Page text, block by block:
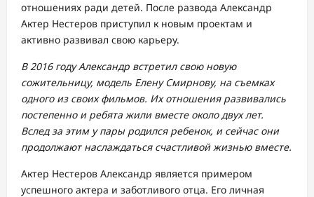
отношениях ради детей. После развода Александр
Актер Нестеров приступил к новым проектам и
активно развивал свою карьеру.
В 2016 году Александр встретил свою новую
сожительницу, модель Елену Смирнову, на съемках
одного из своих фильмов. Их отношения развивались
постепенно и ребята жили вместе около двух лет.
Вслед за этим у пары родился ребенок, и сейчас они
продолжают наслаждаться счастливой жизнью вместе.
Актер Нестеров Александр является примером
успешного актера и заботливого отца. Его личная